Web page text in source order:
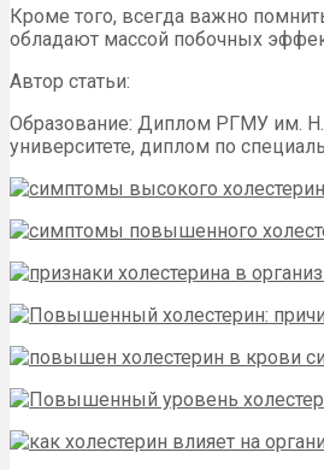
Кроме того, всегда важно
обладают массой побочных
Автор статьи:
Образование: Диплом РГМУ им. Н.
университете, диплом по